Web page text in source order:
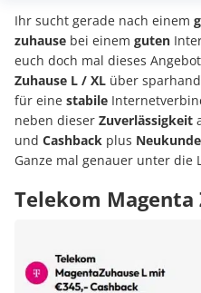
Ihr sucht gerade nach einem
zuhause bei einem guten
euch doch mal dieses
Zuhause L / XL über
für eine stabile
neben dieser Zuverlässigkeit
und Cashback plus
Ganze mal genauer unter die
Telekom Magenta